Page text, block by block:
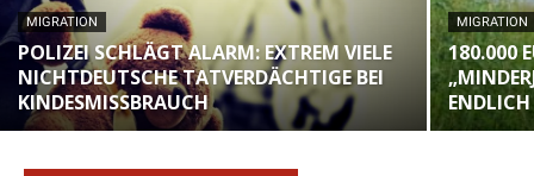
MIGRATION
POLIZEI SCHLÄGT ALARM: EXTREM VIELE
NICHTDEUTSCHE TATVERDÄCHTIGE BEI
KINDESMISSBRAUCH
MIGRATION
180.000
ENDLICH